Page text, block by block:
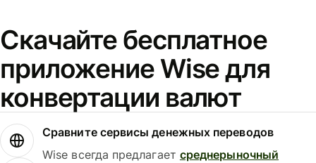
Скачайте бесплатное
приложение Wise для
конвертации валют
Сравните сервисы денежных переводов
Wise всегда предлагает среднерыночный